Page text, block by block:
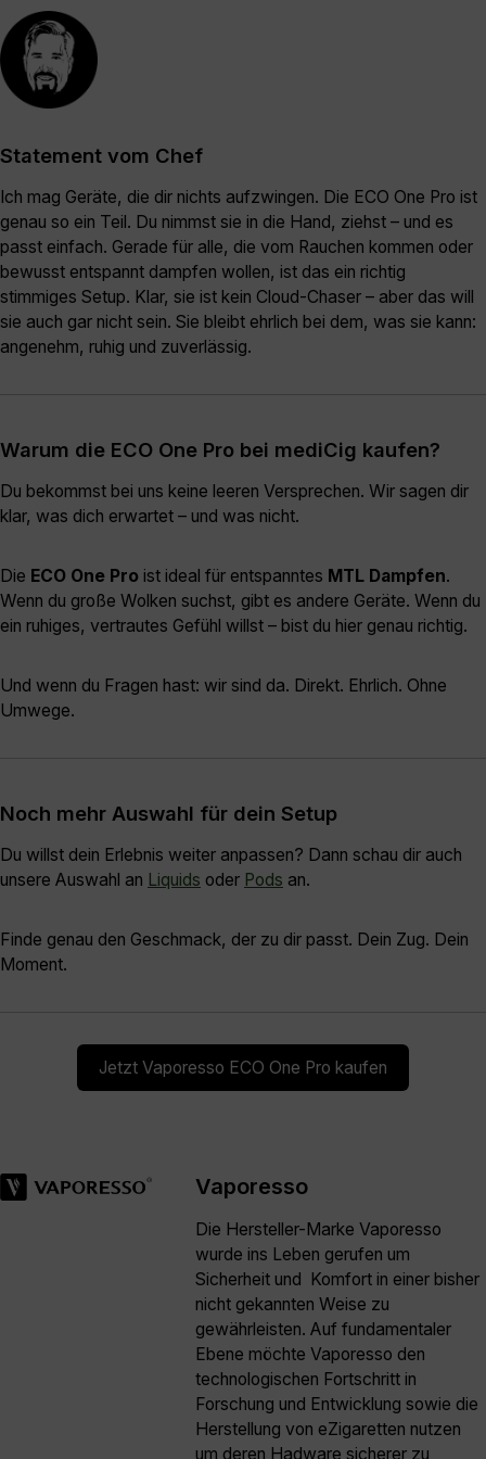
Statement vom Chef
Ich mag Geräte, die dir nichts aufzwingen. Die ECO One Pro ist
genau so ein Teil. Du nimmst sie in die Hand, ziehst – und es
passt einfach. Gerade für alle, die vom Rauchen kommen oder
bewusst entspannt dampfen wollen, ist das ein richtig
stimmiges Setup. Klar, sie ist kein Cloud-Chaser – aber das will
sie auch gar nicht sein. Sie bleibt ehrlich bei dem, was sie kann:
angenehm, ruhig und zuverlässig.
Warum die ECO One Pro bei mediCig kaufen?
Du bekommst bei uns keine leeren Versprechen. Wir sagen dir
klar, was dich erwartet – und was nicht.
Die ECO One Pro ist ideal für entspanntes MTL Dampfen.
Wenn du große Wolken suchst, gibt es andere Geräte. Wenn du
ein ruhiges, vertrautes Gefühl willst – bist du hier genau richtig.
Und wenn du Fragen hast: wir sind da. Direkt. Ehrlich. Ohne
Umwege.
Noch mehr Auswahl für dein Setup
Du willst dein Erlebnis weiter anpassen? Dann schau dir auch
unsere Auswahl an Liquids oder Pods an.
Finde genau den Geschmack, der zu dir passt. Dein Zug. Dein
Moment.
Jetzt Vaporesso ECO One Pro kaufen
Vaporesso
Die Hersteller-Marke Vaporesso
wurde ins Leben gerufen um
Sicherheit und Komfort in einer bisher
nicht gekannten Weise zu
gewährleisten. Auf fundamentaler
Ebene möchte Vaporesso den
technologischen Fortschritt in
Forschung und Entwicklung sowie die
Herstellung von eZigaretten nutzen
um deren Hadware sicherer zu